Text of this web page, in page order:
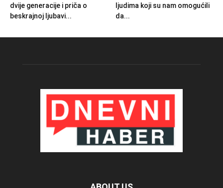
dvije generacije i priča o
beskrajnoj ljubavi...
ljudima koji su nam omogućili
da...